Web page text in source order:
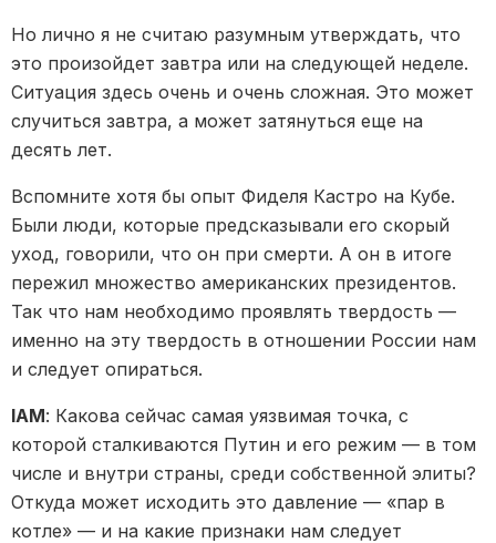
Но лично я не считаю разумным утверждать, что
это произойдет завтра или на следующей неделе.
Ситуация здесь очень и очень сложная. Это может
случиться завтра, а может затянуться еще на
десять лет.
Вспомните хотя бы опыт Фиделя Кастро на Кубе.
Были люди, которые предсказывали его скорый
уход, говорили, что он при смерти. А он в итоге
пережил множество американских президентов.
Так что нам необходимо проявлять твердость —
именно на эту твердость в отношении России нам
и следует опираться.
IAM: Какова сейчас самая уязвимая точка, с
которой сталкиваются Путин и его режим — в том
числе и внутри страны, среди собственной элиты?
Откуда может исходить это давление — «пар в
котле» — и на какие признаки нам следует